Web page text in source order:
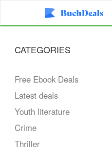
CATEGORIES
Free Ebook Deals
Latest deals
Youth literature
Crime
Thriller